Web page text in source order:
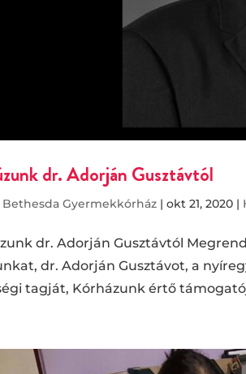
dr. Adorján Gusztávtól
Bethesda Gyermekkórház |okt 21, 2020 |
dr. Adorján Gusztávtól
dr. Adorján Gusztávot, a
tagját, Kórházunk értő